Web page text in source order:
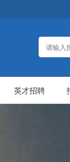
英才招聘